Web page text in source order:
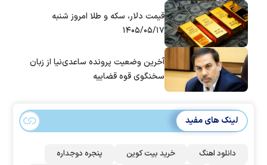
قیمت دلار، سکه و طلا امروز شنبه
۱۴۰۵/۰۵/۱۷
آخرین وضعیت پرونده ساعدی‌نیا از زبان
سخنگوی قوه قضاییه
لینک های مفید
دانلود اهنگ خرید بیت کوین
پنجره دوجداره